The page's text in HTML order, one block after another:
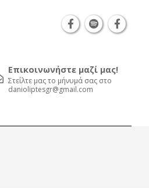
Επικοινωνήστε μαζί μας!
Στείλτε μας το μήνυμά σας στο
danioliptesgr@gmail.com